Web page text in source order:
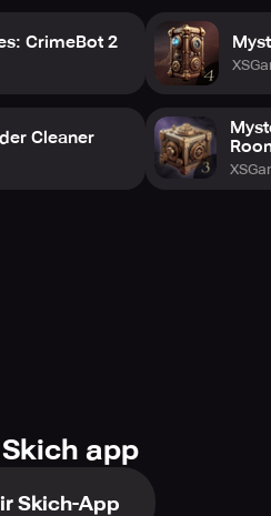
CrimeBot 2
Cleaner
app
Skich-App